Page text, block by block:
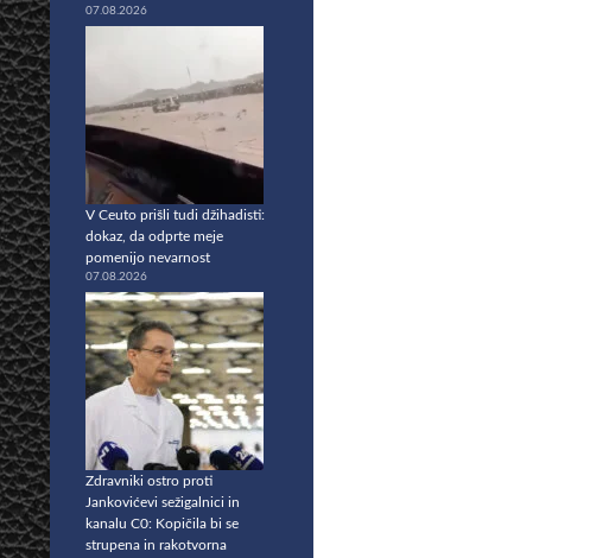
07.08.2026
V Ceuto prišli tudi džihadisti:
dokaz, da odprte meje
pomenijo nevarnost
07.08.2026
Zdravniki ostro proti
Jankovićevi sežigalnici in
kanalu C0: Kopičila bi se
strupena in rakotvorna